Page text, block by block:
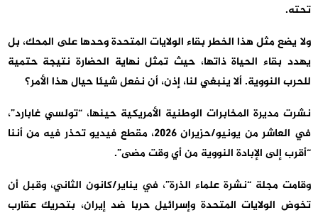
تحته.
ولا يضع مثل هذا الخطر بقاء الولايات المتحدة وحدها على المحك، بل
يهدد بقاء الحياة ذاتها، حيث تمثل نهاية الحضارة نتيجة حتمية
للحرب النووية. ألا ينبغي لنا، إذن، أن نفعل شيئا حيال هذا الأمر؟
نشرت مديرة المخابرات الوطنية الأمريكية حينها، “تولسي غابارد”،
في العاشر من يونيو/حزيران 2026، مقطع فيديو تحذر فيه من أننا
“أقرب إلى الإبادة النووية من أي وقت مضى”.
وقامت مجلة “نشرة علماء الذرة”، في يناير/كانون الثاني، وقبل أن
تخوض الولايات المتحدة وإسرائيل حربا ضد إيران، بتحريك عقارب